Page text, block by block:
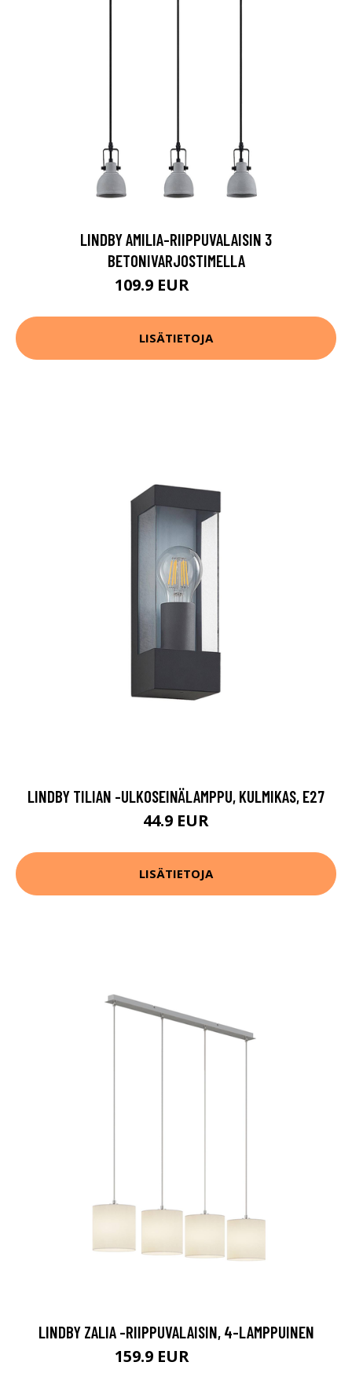
LINDBY AMILIA-RIIPPUVALAISIN 3
BETONIVARJOSTIMELLA
109.9 EUR
LISÄTIETOJA
LINDBY TILIAN -ULKOSEINÄLAMPPU, KULMIKAS, E27
44.9 EUR
LISÄTIETOJA
LINDBY ZALIA -RIIPPUVALAISIN, 4-LAMPPUINEN
159.9 EUR